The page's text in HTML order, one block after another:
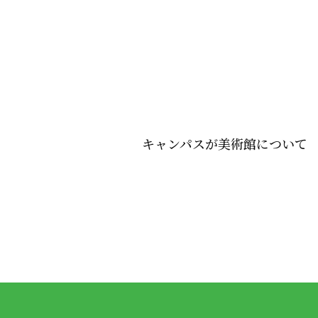
キャンパスが美術館について